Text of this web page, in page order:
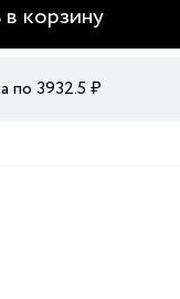
корзину
по 3932.5 ₽